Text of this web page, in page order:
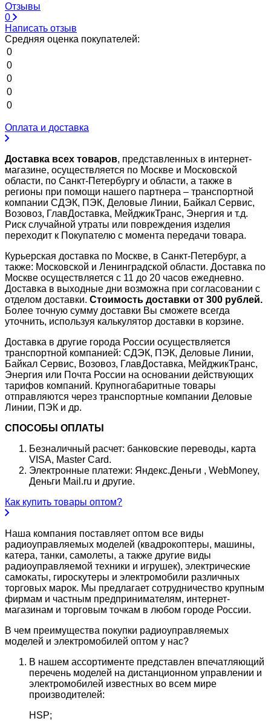
Отзывы
0
Написать отзыв
Средняя оценка покупателей:
0
0
0
0
0
Оплата и доставка
Доставка всех товаров, представленных в интернет-
магазине, осуществляется по Москве и Московской
области, по Санкт-Петербургу и области, а также в
регионы при помощи нашего партнера – транспортной
компании СДЭК, ПЭК, Деловые Линии, Байкал Сервис,
Возовоз, ГлавДоставка, МейджикТранс, Энергия и т.д.
Риск случайной утраты или повреждения изделия
переходит к Покупателю с момента передачи товара.
Курьерская доставка по Москве, в Санкт-Петербург, а
также: Московской и Ленинградской области. Доставка по
Москве осуществляется с 11 до 20 часов ежедневно.
Доставка в выходные дни возможна при согласовании с
отделом доставки. Стоимость доставки от 300 рублей.
Более точную сумму доставки Вы сможете всегда
уточнить, используя калькулятор доставки в корзине.
Доставка в другие города России осуществляется
транспортной компанией: СДЭК, ПЭК, Деловые Линии,
Байкал Сервис, Возовоз, ГлавДоставка, МейджикТранс,
Энергия или Почта России на основании действующих
тарифов компаний. Крупногабаритные товары
отправляются через транспортные компании Деловые
Линии, ПЭК и др.
СПОСОБЫ ОПЛАТЫ
Безналичный расчет: банковские переводы, карта
VISA, Master Card.
Электронные платежи: Яндекс.Деньги , WebMoney,
Деньги Mail.ru и другие.
Как купить товары оптом?
Наша компания поставляет оптом все виды
радиоуправляемых моделей (квадрокоптеры, машины,
катера, танки, самолеты, а также другие виды
радиоуправляемой техники и игрушек), электрические
самокаты, гироскутеры и электромобили различных
торговых марок. Мы предлагает сотрудничество крупным
фирмам и частным предпринимателям, интернет-
магазинам и торговым точкам в любом городе России.
В чем преимущества покупки радиоуправляемых
моделей и электромобилей оптом у нас?
В нашем ассортименте представлен впечатляющий
перечень моделей на дистанционном управлении и
электромобилей известных во всем мире
производителей:
HSP;